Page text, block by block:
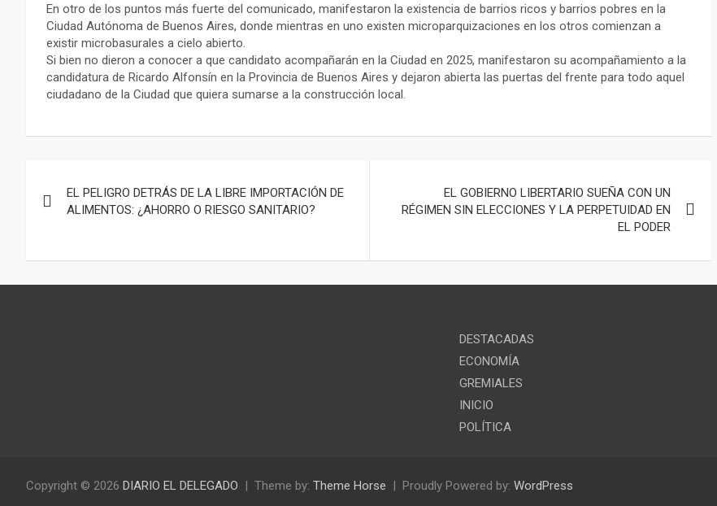
En otro de los puntos más fuerte del comunicado, manifestaron la existencia de barrios ricos y barrios pobres en la
Ciudad Autónoma de Buenos Aires, donde mientras en uno existen microparquizaciones en los otros comienzan a
existir microbasurales a cielo abierto.
Si bien no dieron a conocer a que candidato acompañarán en la Ciudad en 2025, manifestaron su acompañamiento a la
candidatura de Ricardo Alfonsín en la Provincia de Buenos Aires y dejaron abierta las puertas del frente para todo aquel
ciudadano de la Ciudad que quiera sumarse a la construcción local.
de
EL PELIGRO DETRÁS DE LA LIBRE IMPORTACIÓN DE
ALIMENTOS: ¿AHORRO O RIESGO SANITARIO?
EL GOBIERNO LIBERTARIO SUEÑA CON UN
RÉGIMEN SIN ELECCIONES Y LA PERPETUIDAD EN
EL PODER
DESTACADAS
ECONOMÍA
GREMIALES
INICIO
POLÍTICA
Copyright © 2026 DIARIO EL DELEGADO Theme by: Theme Horse Proudly Powered by: WordPress